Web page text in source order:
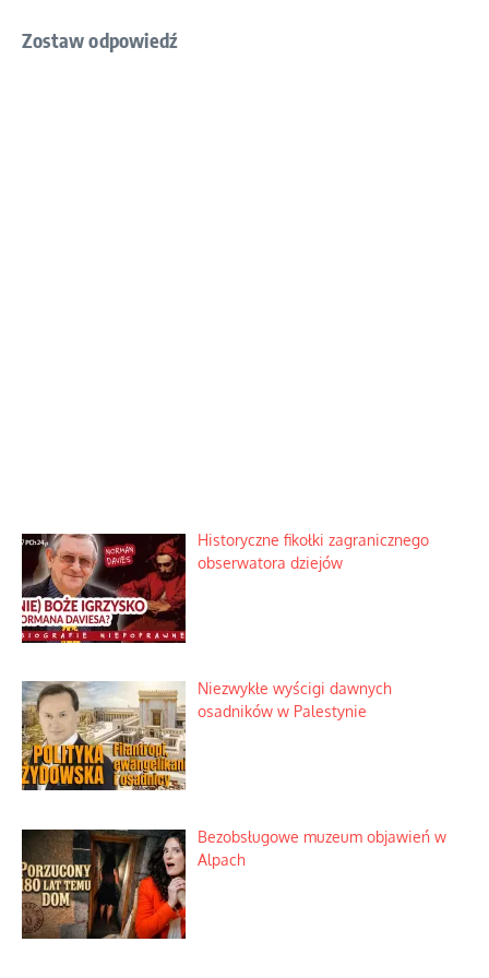
Zostaw odpowiedź
Historyczne fikołki zagranicznego
obserwatora dziejów
Niezwykłe wyścigi dawnych
osadników w Palestynie
Bezobsługowe muzeum objawień w
Alpach